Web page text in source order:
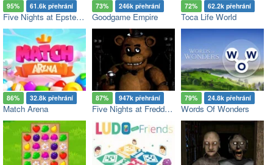
95% 61.6k přehrání
Five Nights at Epstein’s
73% 246k přehrání
Goodgame Empire
72% 62.2k přehrání
Toca Life World
86% 32.8k přehrání
Match Arena
87% 947k přehrání
Five Nights at Freddy's
79% 24.8k přehrání
Words Of Wonders